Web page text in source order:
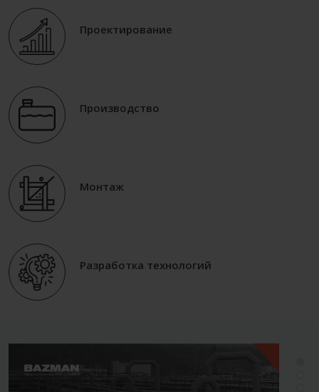
Проектирование
Производство
Монтаж
Разработка технологий